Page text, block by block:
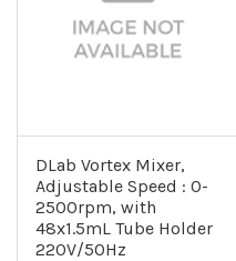
DLab Vortex Mixer,
Adjustable Speed : 0-
2500rpm, with
48x1.5mL Tube Holder
220V/50Hz